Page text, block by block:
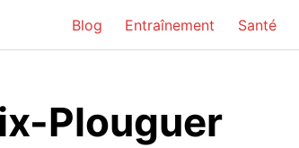
Blog Entraînement Santé
Plouguer